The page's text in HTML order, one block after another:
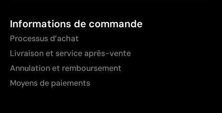
Informations de commande
Processus d’achat
Livraison et service après-vente
Annulation et remboursement
Moyens de paiements